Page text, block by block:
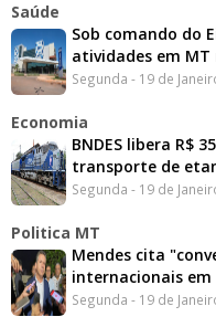
Saúde
Sob comando do
atividades em MT
Segunda - 19 de
Economia
BNDES libera R$
transporte de
Segunda - 19 de
Politica MT
Mendes cita
internacionais em
Segunda - 19 de